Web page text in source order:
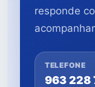
responde
TELEFONE
963 228